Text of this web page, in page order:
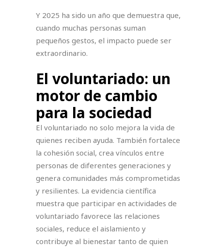
Y 2025 ha sido un año que demuestra que,
cuando muchas personas suman
pequeños gestos, el impacto puede ser
extraordinario.
El voluntariado: un
motor de cambio
para la sociedad
El voluntariado no solo mejora la vida de
quienes reciben ayuda. También fortalece
la cohesión social, crea vínculos entre
personas de diferentes generaciones y
genera comunidades más comprometidas
y resilientes. La evidencia científica
muestra que participar en actividades de
voluntariado favorece las relaciones
sociales, reduce el aislamiento y
contribuye al bienestar tanto de quien